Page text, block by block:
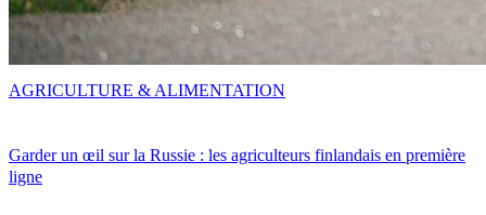
Garder un œil sur la Russie : les agriculteurs finlandais en première
ligne
AGRICULTURE & ALIMENTATION